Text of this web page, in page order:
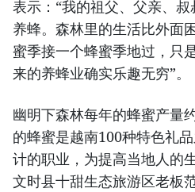
表示：“我的祖父、父亲、
养蜂。森林里的生活比外面
蜜季接一个蜂蜜季地过，只
来的养蜂业确实乐趣无穷”。
幽明下森林每年的蜂蜜产量
的蜂蜜是越南100种特色礼
计的职业，为提高当地人的
文时县十甜生态旅游区老板